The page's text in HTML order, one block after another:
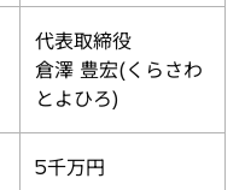
代表取締役
倉澤 豊宏(くらさわ
とよひろ)
5千万円